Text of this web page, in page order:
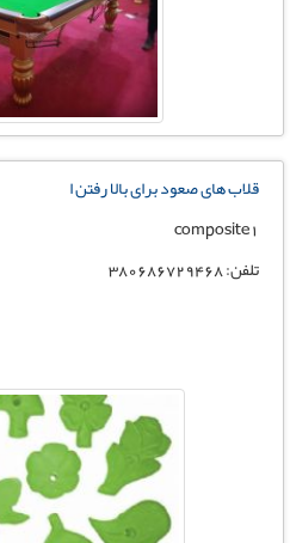
قلاب های صعود برای بالا رفتن ا
composite1
تلفن: 380686729468